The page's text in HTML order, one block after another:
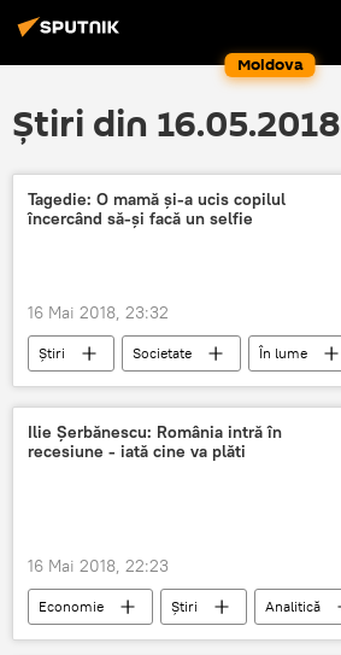
Moldova
Știri din 16.05.2018
Tagedie: O mamă și-a ucis copilul
încercând să-și facă un selfie
16 Mai 2018, 23:32
Știri Societate
În lume
India
copil decedat
selfie
mall
Ilie Șerbănescu: România intră în
recesiune - iată cine va plăti
16 Mai 2018, 22:23
Economie Știri
Analitică
Opinie
În lume
Romania